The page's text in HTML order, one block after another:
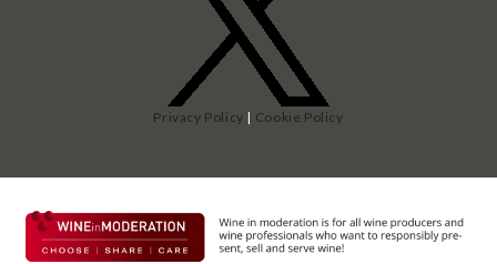
Privacy Policy | Cookie Policy